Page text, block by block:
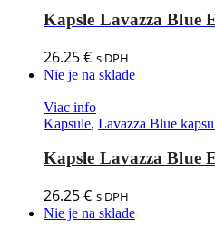
Kapsle Lavazza Blue
26.25€ s DPH
Nie je na sklade
Viac info
Kapsule, Lavazza Blue
Kapsle Lavazza Blue
26.25€ s DPH
Nie je na sklade